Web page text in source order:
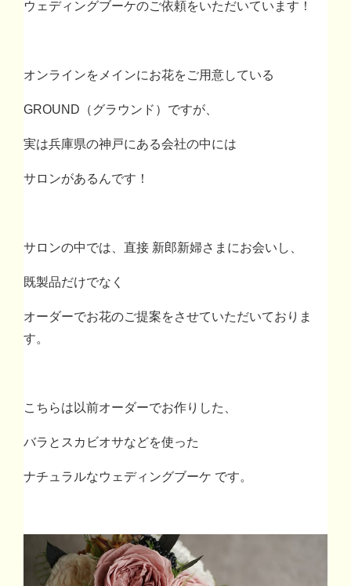
ウェディングブーケのご依頼をいただいています！
オンラインをメインにお花をご用意している
GROUND （グラウンド）ですが、
実は兵庫県の神戸にある会社の中には
サロンがあるんです！
サロンの中では、直接 新郎新婦さまにお会いし、
既製品だけでなく
オーダーでお花のご提案をさせていただいておりま
す。
こちらは以前オーダーでお作りした、
バラとスカビオサなどを使った
ナチュラルなウェディングブーケ です。